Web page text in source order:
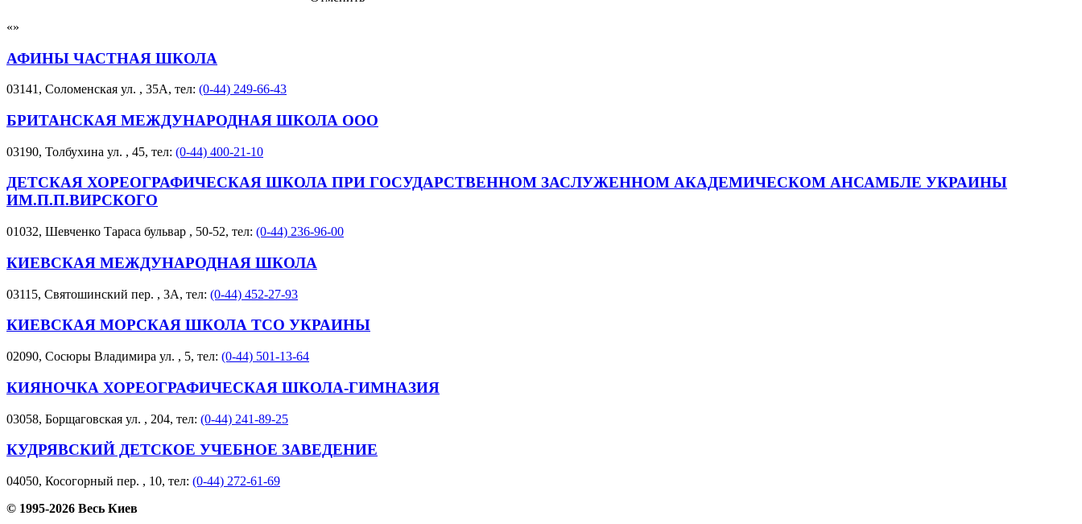
АФИНЫ ЧАСТНАЯ ШКОЛА
03141, Соломенская ул. , 35А, тел: (0-44) 249-66-43
БРИТАНСКАЯ МЕЖДУНАРОДНАЯ ШКОЛА ООО
03190, Толбухина ул. , 45, тел: (0-44) 400-21-10
ДЕТСКАЯ ХОРЕОГРАФИЧЕСКАЯ ШКОЛА ПРИ ГОСУДАРСТВЕННОМ ЗАСЛУЖЕННОМ АКАДЕМИЧЕСКОМ АНСАМБЛЕ УКРАИНЫ
ИМ.П.П.ВИРСКОГО
01032, Шевченко Тараса бульвар , 50-52, тел: (0-44) 236-96-00
КИЕВСКАЯ МЕЖДУНАРОДНАЯ ШКОЛА
03115, Святошинский пер. , 3А, тел: (0-44) 452-27-93
КИЕВСКАЯ МОРСКАЯ ШКОЛА ТСО УКРАИНЫ
02090, Сосюры Владимира ул. , 5, тел: (0-44) 501-13-64
КИЯНОЧКА ХОРЕОГРАФИЧЕСКАЯ ШКОЛА-ГИМНАЗИЯ
03058, Борщаговская ул. , 204, тел: (0-44) 241-89-25
КУДРЯВСКИЙ ДЕТСКОЕ УЧЕБНОЕ ЗАВЕДЕНИЕ
04050, Косогорный пер. , 10, тел: (0-44) 272-61-69
© 1995-2026 Весь Киев